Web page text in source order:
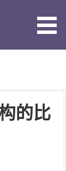
的比